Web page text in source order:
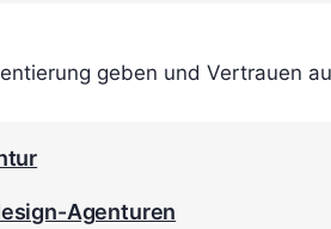
geben und Vertrauen
Agenturen